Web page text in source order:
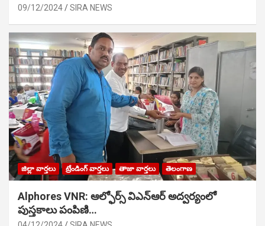
09/12/2024 SIRA NEWS
జిల్లా వార్తలు ట్రేండింగ్ వార్తలు తాజా వార్తలు తెలంగాణ
Alphores VNR: ఆల్ఫోర్స్ విఎన్ఆర్ అద్వర్యంలో
పుస్తకాలు పంపిణి…